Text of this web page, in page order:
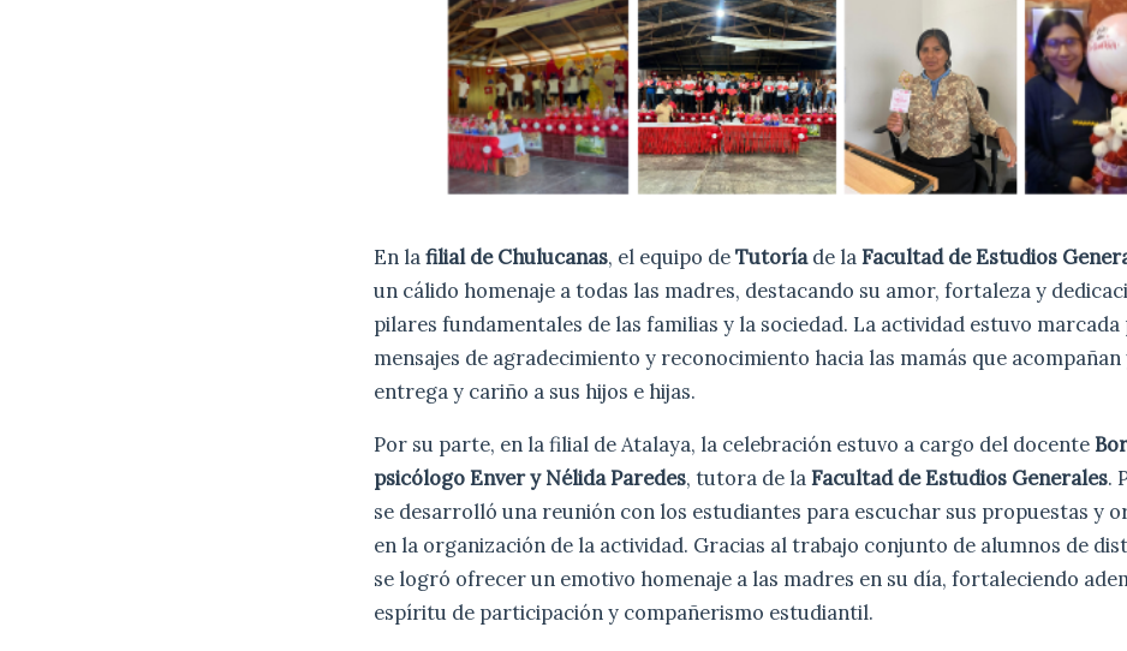
En lafilial de Chulucanas, el equipo deTutoríade laFacultad de Estudios
un cálido homenaje a todas las madres, destacando su amor, fortaleza y
pilares fundamentales de las familias y la sociedad. La actividad estuvo
mensajes de agradecimiento y reconocimiento hacia las mamás que
entrega y cariño a sus hijos e hijas.
Por su parte, en la filial de Atalaya, la celebración estuvo a cargo del docente
psicólogo Enver y Nélida Paredes, tutora de laFacultad de Estudios Generales.
se desarrolló una reunión con los estudiantes para escuchar sus propuestas y
en la organización de la actividad. Gracias al trabajo conjunto de alumnos de
se logró ofrecer un emotivo homenaje a las madres en su día, fortaleciendo
espíritu de participación y compañerismo estudiantil.